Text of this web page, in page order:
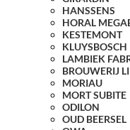
HANSSENS
HORAL
KESTEMONT
KLUYSBOSCH
LAMBIEK
BROUWERIJ
MORIAU
MORT SUBITE
ODILON
OUD BEERSEL